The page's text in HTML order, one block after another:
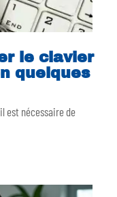
le clavier
quelques
est nécessaire de